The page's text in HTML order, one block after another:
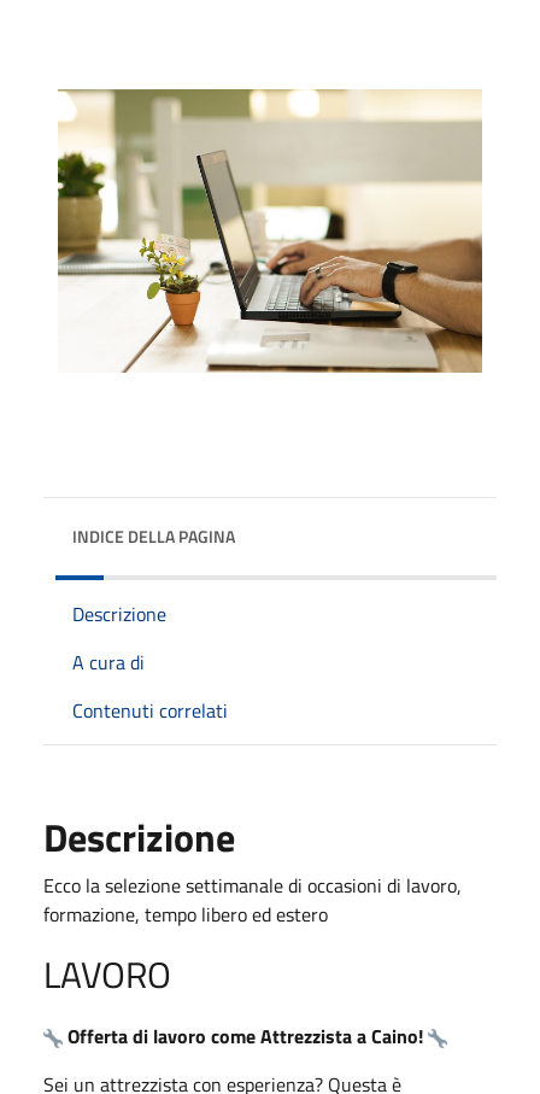
INDICE DELLA PAGINA
Descrizione
A cura di
Contenuti correlati
Descrizione
Ecco la selezione settimanale di occasioni di lavoro,
formazione, tempo libero ed estero
LAVORO
Offerta di lavoro come Attrezzista a Caino!
Sei un attrezzista con esperienza? Questa è